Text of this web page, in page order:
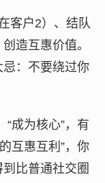
客户2）、结队
造互惠价值。
：不要绕过你
“成为核心”，有
互惠互利”，你
比普通社交圈